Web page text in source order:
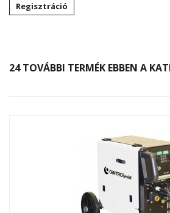
Regisztráció
24 TOVÁBBI TERMÉK EBBEN A